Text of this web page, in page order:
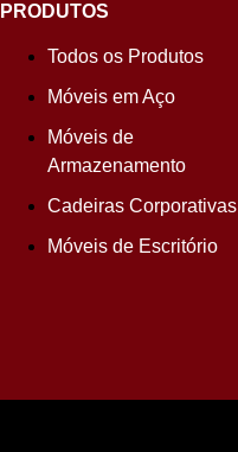
PRODUTOS
Todos os Produtos
Móveis em Aço
Móveis de
Armazenamento
Cadeiras Corporativas
Móveis de Escritório